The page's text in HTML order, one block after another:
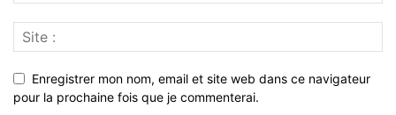
Enregistrer mon nom, email et site web dans ce navigateur
pour la prochaine fois que je commenterai.